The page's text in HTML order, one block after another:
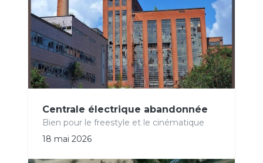
Centrale électrique abandonnée
Bien pour le freestyle et le cinématique
18 mai 2026